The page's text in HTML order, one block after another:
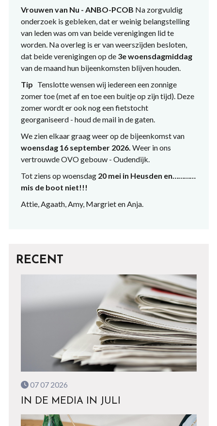
Vrouwen van Nu - ANBO-PCOB Na zorgvuldig
onderzoek is gebleken, dat er weinig belangstelling
van leden was om van beide verenigingen lid te
worden. Na overleg is er van weerszijden besloten,
dat beide verenigingen op de 3e woensdagmiddag
van de maand hun bijeenkomsten blijven houden.
Tip Tenslotte wensen wij iedereen een zonnige
zomer toe (met af en toe een buitje op zijn tijd). Deze
zomer wordt er ook nog een fietstocht
georganiseerd - houd de mail in de gaten.
We zien elkaar graag weer op de bijeenkomst van
woensdag 16 september 2026. Weer in ons
vertrouwde OVO gebouw - Oudendijk.
Tot ziens op woensdag 20 mei in Heusden en…………
mis de boot niet!!!
Attie, Agaath, Amy, Margriet en Anja.
RECENT
07 07 2026
IN DE MEDIA IN JULI